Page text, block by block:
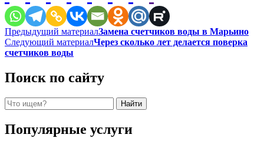
Навигация
по
Предыдущий материалЗамена счетчиков воды в Марьино
Следующий материалЧерез сколько лет делается поверка
счетчиков воды
Поиск по сайту
Поиск Найти
Популярные услуги